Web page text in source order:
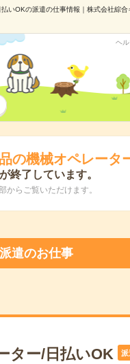
いOKの派遣の仕事情報｜株式会社綜
ヘ
の機械オペレータ
終了しています。
らご覧いただけます。
遣のお仕事
ター/日払いOK 派